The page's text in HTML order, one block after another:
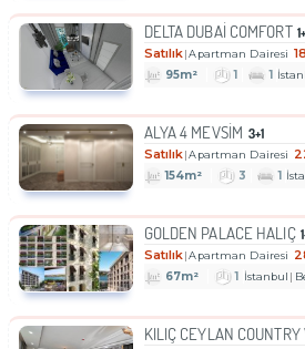
DELTA DUBAI COMFORT
Satılık Apartman Dairesi
95m² 1 1
ALYA 4 MEVSIM 3+1
Satılık Apartman Dairesi
154m² 3 1
GOLDEN PALACE HALIÇ
Satılık Apartman Dairesi
67m² 1 İstanbul
KILIÇ CEYLAN